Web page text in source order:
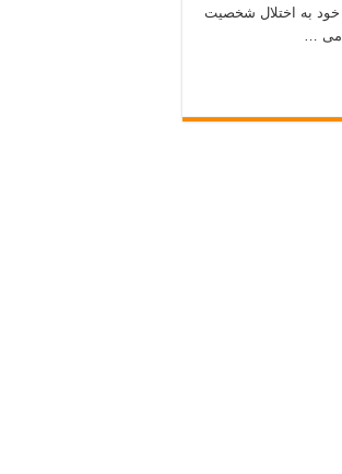
در طول زندگی خود به اختلال شخصیت